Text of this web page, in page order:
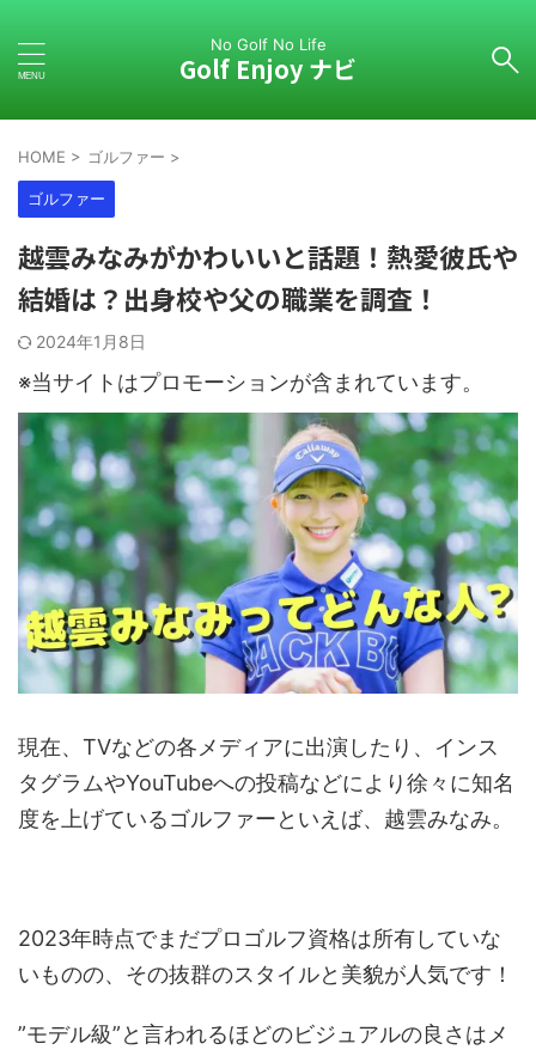
No Golf No Life
Golf Enjoy ナビ
HOME > ゴルファー >
ゴルファー
越雲みなみがかわいいと話題！熱愛彼氏や
結婚は？出身校や父の職業を調査！
2024年1月8日
※当サイトはプロモーションが含まれています。
現在、TVなどの各メディアに出演したり、インス
タグラムやYouTubeへの投稿などにより徐々に知名
度を上げているゴルファーといえば、越雲みなみ。
2023年時点でまだプロゴルフ資格は所有していな
いものの、その抜群のスタイルと美貌が人気です！
”モデル級”と言われるほどのビジュアルの良さはメ